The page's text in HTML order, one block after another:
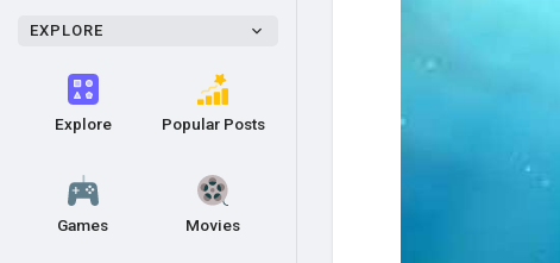
EXPLORE
Explore Popular Posts
Games Movies